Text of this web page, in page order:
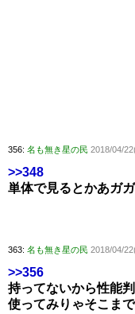
356: 名も無き星の民 2018/04/
>>348
単体で見るとかあガ
363: 名も無き星の民 2018/04/
>>356
持ってないから性能
使ってみりゃそこま